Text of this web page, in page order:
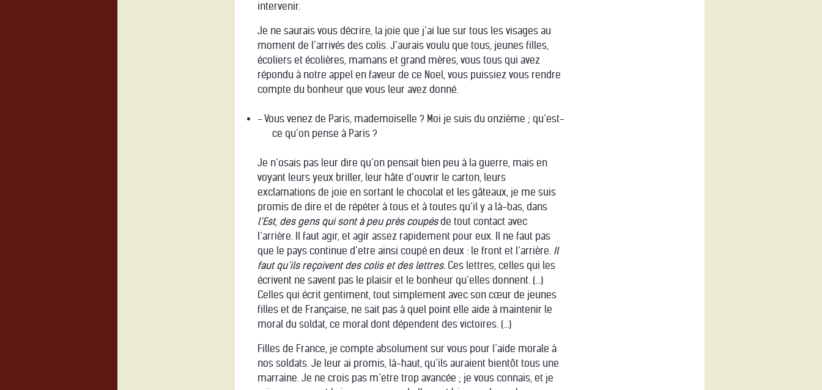
intervenir.
Je ne saurais vous décrire, la joie que j’ai lue sur tous les visages au
moment de l’arrivés des colis. J’aurais voulu que tous, jeunes filles,
écoliers et écolières, mamans et grand mères, vous tous qui avez
répondu à notre appel en faveur de ce Noel, vous puissiez vous rendre
compte du bonheur que vous leur avez donné.
- Vous venez de Paris, mademoiselle ? Moi je suis du onzième ; qu’est-
ce qu’on pense à Paris ?
Je n’osais pas leur dire qu’on pensait bien peu à la guerre, mais en
voyant leurs yeux briller, leur hâte d’ouvrir le carton, leurs
exclamations de joie en sortant le chocolat et les gâteaux, je me suis
promis de dire et de répéter à tous et à toutes qu’il y a là-bas, dans
l’Est, des gens qui sont à peu près coupésde tout contact avec
l’arrière. Il faut agir, et agir assez rapidement pour eux. Il ne faut pas
que le pays continue d’etre ainsi coupé en deux : le front et l’arrière. Il
faut qu’ils reçoivent des colis et des lettres. Ces lettres, celles qui les
écrivent ne savent pas le plaisir et le bonheur qu’elles donnent. (…)
Celles qui écrit gentiment, tout simplement avec son cœur de jeunes
filles et de Française, ne sait pas à quel point elle aide à maintenir le
moral du soldat, ce moral dont dépendent des victoires. (…)
Filles de France, je compte absolument sur vous pour l’aide morale à
nos soldats. Je leur ai promis, là-haut, qu’ils auraient bientôt tous une
marraine. Je ne crois pas m’etre trop avancée ; je vous connais, et je